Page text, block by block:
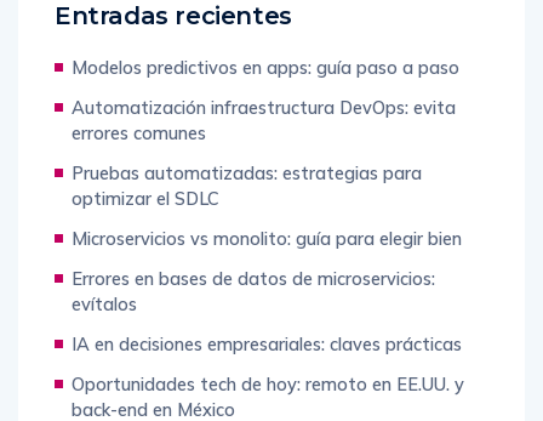
Entradas recientes
Modelos predictivos en apps: guía paso a paso
Automatización infraestructura DevOps: evita
errores comunes
Pruebas automatizadas: estrategias para
optimizar el SDLC
Microservicios vs monolito: guía para elegir bien
Errores en bases de datos de microservicios:
evítalos
IA en decisiones empresariales: claves prácticas
Oportunidades tech de hoy: remoto en EE.UU. y
back-end en México